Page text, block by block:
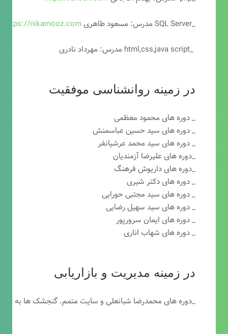
_SQL Server مدرس: مسعود طاهری
https://nikamooz.com
_html,css,java script مدرس: مهرداد نادری
در زمینه روانشناسی موفقیت
_ دوره های محمود معظمی
_ دوره های سید حسین عباسمنش
_ دوره های سید محمد عرشیانفر
_دوره های علیرضا آزمندیان
_دوره های داریوش فرهنگ
_ دوره های دکتر شیری
_ دوره های سید مجتبی حورایی
_ دوره های سید سهیل رضایی
_ دوره های ایمان سرورپور
_ دوره های شهاب اناری
در زمینه مدیریت و بازاریابی
_دوره های محمدرضا شبانعلی و سایت متمم. گنجشک ها به